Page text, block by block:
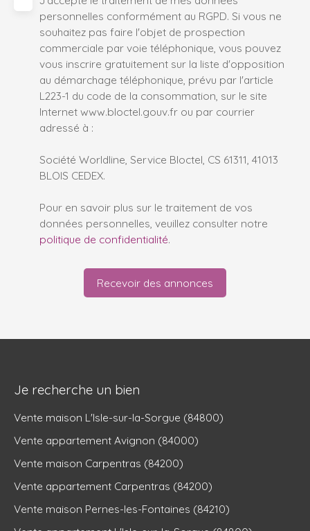
personnelles conformément au RGPD. Si vous ne
souhaitez pas faire l'objet de prospection
commerciale par voie téléphonique, vous pouvez
vous inscrire gratuitement sur la liste d'opposition
au démarchage téléphonique, prévu par l'article
L223-1 du code de la consommation, sur le site
Internet www.bloctel.gouv.fr ou par courrier
adressé à :
Société Worldline, Service Bloctel, CS 61311, 41013
BLOIS CEDEX.
Pour en savoir plus sur le traitement de vos
données personnelles, veuillez consulter notre
politique de confidentialité.
Recevoir des annonces
Je recherche un bien
Vente maison L'Isle-sur-la-Sorgue (84800)
Vente appartement Avignon (84000)
Vente maison Carpentras (84200)
Vente appartement Carpentras (84200)
Vente maison Pernes-les-Fontaines (84210)